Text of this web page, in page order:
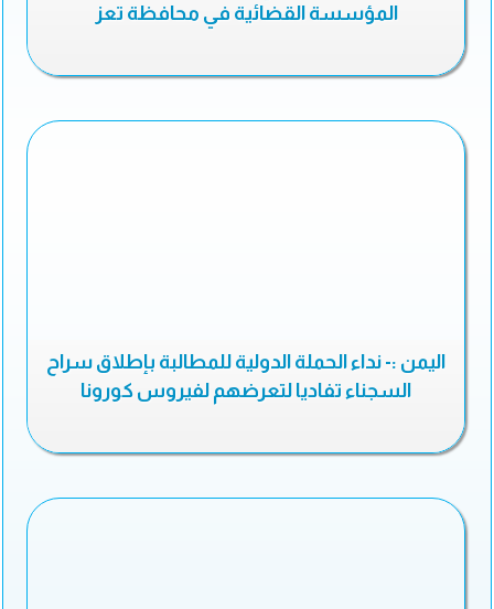
المؤسسة القضائية في محافظة تعز
اليمن :- نداء الحملة الدولية للمطالبة بإطلاق سراح
السجناء تفاديا لتعرضهم لفيروس كورونا